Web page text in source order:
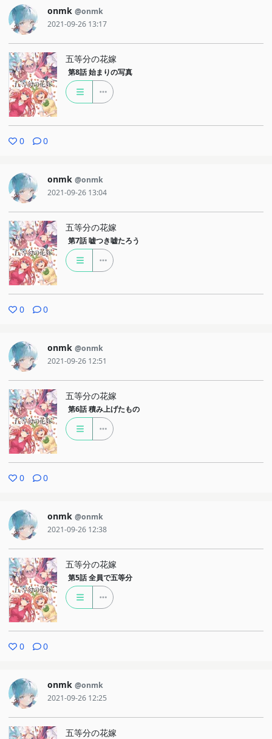
onmk @onmk
2021-09-26 13:17
五等分の花嫁
第8話 始まりの写真
0 0
onmk @onmk
2021-09-26 13:04
五等分の花嫁
第7話 嘘つき嘘たろう
0 0
onmk @onmk
2021-09-26 12:51
五等分の花嫁
第6話 積み上げたもの
0 0
onmk @onmk
2021-09-26 12:38
五等分の花嫁
第5話 全員で五等分
0 0
onmk @onmk
2021-09-26 12:25
五等分の花嫁